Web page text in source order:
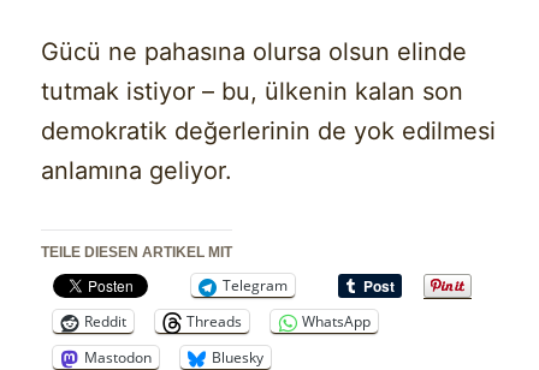
Gücü ne pahasına olursa olsun elinde
tutmak istiyor – bu, ülkenin kalan son
demokratik değerlerinin de yok edilmesi
anlamına geliyor.
TEILE DIESEN ARTIKEL MIT
Telegram
Reddit
Threads
WhatsApp
Mastodon
Bluesky